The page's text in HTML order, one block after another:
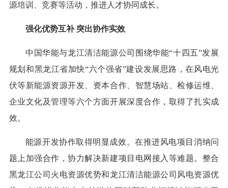
源培训、竞赛等活动，推进人才协同成长。
强化优势互补 突出协作实效
中国华能与龙江清洁能源公司围绕华能“十四五”发展
规划和黑龙江省加快“六个强省”建设发展思路，在风电光
伏等新能源资源开发、资本合作、智慧场站、检修运维、
企业文化及管理等六个方面开展深度合作，取得了扎实成
效。
能源开发协作取得明显成效。在推进风电项目消纳问
题上加强合作，协力解决新建项目电网接入等难题。整合
黑龙江公司火电资源优势和龙江清洁能源公司风电资源优